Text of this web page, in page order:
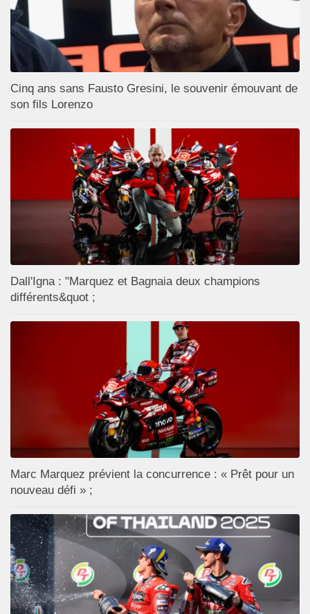
Cinq ans sans Fausto Gresini, le souvenir émouvant de
son fils Lorenzo
Dall'Igna : "Marquez et Bagnaia deux champions
différents&quot ;
Marc Marquez prévient la concurrence : « Prêt pour un
nouveau défi » ;